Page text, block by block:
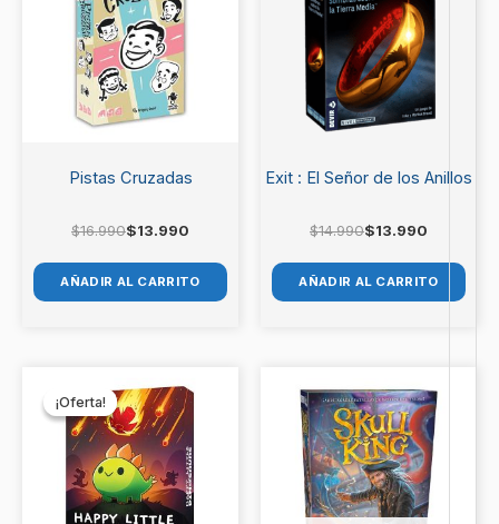
Pistas Cruzadas
$16.990
$16.990.
$13.990
$13.990.
AÑADIR AL CARRITO
Exit : El Señor de los Anillos
$14.990
$14.990.
$13.990
$13.990.
AÑADIR AL CARRITO
¡Oferta!
¡Oferta!
precio
original
era:
$21.990.
precio
actual
es:
$19.990.